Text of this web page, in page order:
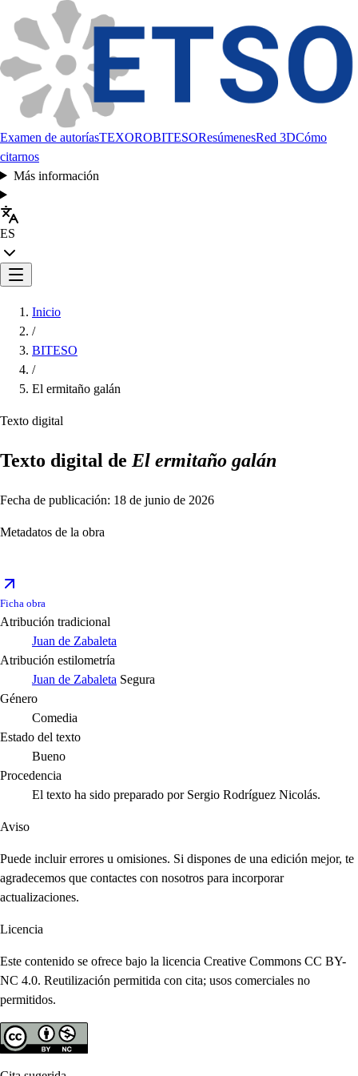
Examen de autoríasTEXOROBITESOResúmenesRed 3DCómo
citarnos
Más información
ES
Inicio
/
BITESO
/
El ermitaño galán
Texto digital
Texto digital de El ermitaño galán
Fecha de publicación: 18 de junio de 2026
Metadatos de la obra
Ficha obra
Atribución tradicional
Juan de Zabaleta
Atribución estilometría
Juan de Zabaleta Segura
Género
Comedia
Estado del texto
Bueno
Procedencia
El texto ha sido preparado por Sergio Rodríguez Nicolás.
Aviso
Puede incluir errores u omisiones. Si dispones de una edición mejor, te
agradecemos que contactes con nosotros para incorporar
actualizaciones.
Licencia
Este contenido se ofrece bajo la licencia Creative Commons CC BY-
NC 4.0. Reutilización permitida con cita; usos comerciales no
permitidos.